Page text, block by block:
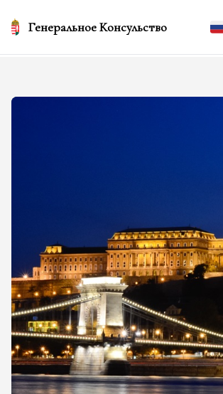
Генеральное Консульство